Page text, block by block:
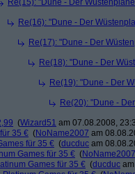
Re(15): "Dune - Der
Re(16): "Dune - Der
Re(17): "Dune - Der
Re(18): "Dune - Der
Re(19): "Dune - Der
Re(20): "Dune -
(Wizard51 am 07.08.2008,
35 € (NoName2007 am
für 35 € (ducduc am
Games für 35 € (NoName2007
Games für 35 € (ducduc